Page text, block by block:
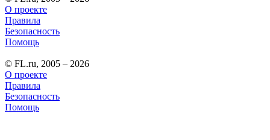
О проекте
Правила
Безопасность
Помощь
© FL.ru, 2005 – 2026
О проекте
Правила
Безопасность
Помощь